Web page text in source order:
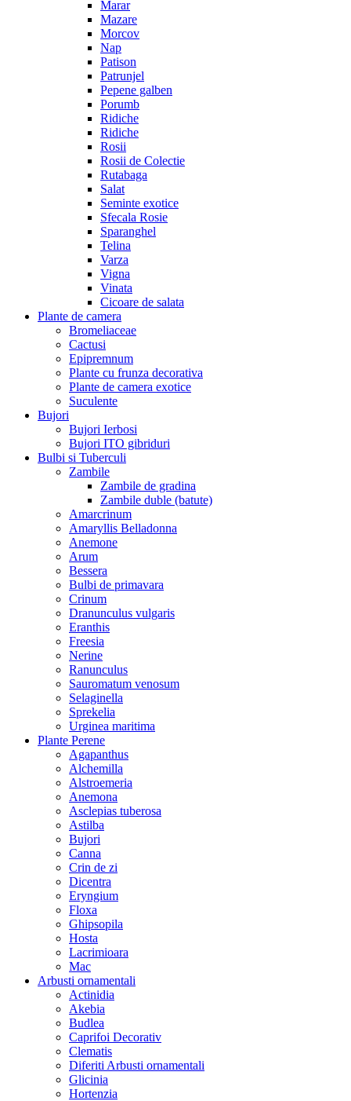
Marar
Mazare
Morcov
Nap
Patison
Patrunjel
Pepene galben
Porumb
Ridiche
Ridiche
Rosii
Rosii de Colectie
Rutabaga
Salat
Seminte exotice
Sfecala Rosie
Sparanghel
Telina
Varza
Vigna
Vinata
Сicoare de salata
Plante de camera
Bromeliaceae
Cactusi
Epipremnum
Plante cu frunza decorativa
Plante de camera exotice
Suculente
Bujori
Bujori Ierbosi
Bujori ITO gibriduri
Bulbi si Tuberculi
Zambile
Zambile de gradina
Zambile duble (batute)
Amarcrinum
Amaryllis Belladonna
Anemone
Arum
Bessera
Bulbi de primavara
Crinum
Dranunculus vulgaris
Eranthis
Freesiа
Nerine
Ranunculus
Sauromatum venosum
Selaginella
Sprekelia
Urginea maritima
Plante Perene
Agapanthus
Alchemilla
Alstroemeria
Anemona
Asclepias tuberosa
Astilba
Bujori
Canna
Crin de zi
Dicentra
Eryngium
Floxa
Ghipsopila
Hosta
Lacrimioara
Mac
Arbusti ornamentali
Actinidia
Akebia
Budlea
Caprifoi Decorativ
Clematis
Diferiti Arbusti ornamentali
Glicinia
Hortenzia